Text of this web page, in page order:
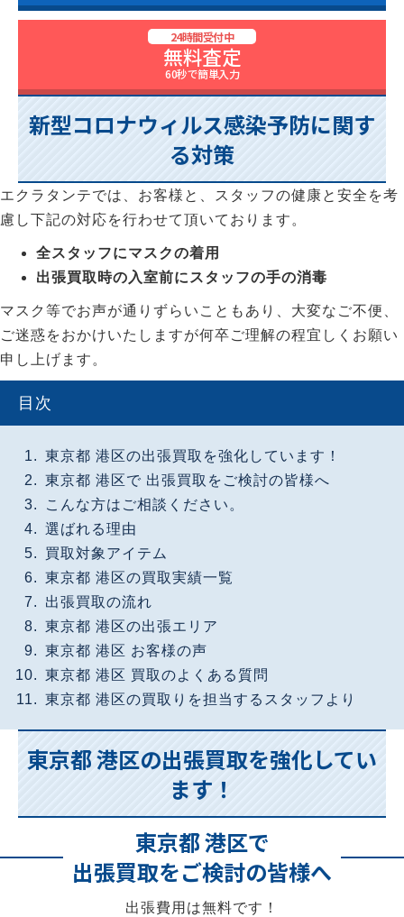
24時間受付中
無料査定
60秒で簡単入力
新型コロナウィルス感染予防に関す
る対策
エクラタンテでは、お客様と、スタッフの健康と安全を考
慮し下記の対応を行わせて頂いております。
全スタッフにマスクの着用
出張買取時の入室前にスタッフの手の消毒
マスク等でお声が通りずらいこともあり、大変なご不便、
ご迷惑をおかけいたしますが何卒ご理解の程宜しくお願い
申し上げます。
目次
東京都 港区の出張買取を強化しています！
東京都 港区で 出張買取をご検討の皆様へ
こんな方はご相談ください。
選ばれる理由
買取対象アイテム
東京都 港区の買取実績一覧
出張買取の流れ
東京都 港区の出張エリア
東京都 港区 お客様の声
東京都 港区 買取のよくある質問
東京都 港区の買取りを担当するスタッフより
東京都 港区の出張買取を強化してい
ます！
東京都 港区で
出張買取をご検討の皆様へ
出張費用は無料です！